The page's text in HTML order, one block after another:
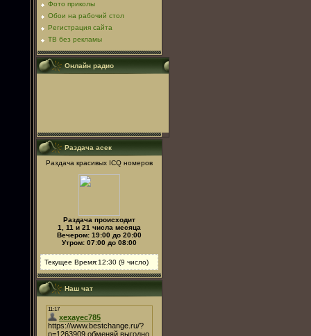
Фото приколы
Обои на рабочий стол
Регистрация сайта
ТВ без рекламы
Онлайн радио
Раздача асек
Раздача красивых ICQ номеров
Раздача происходит
1, 11 и 21 числа месяца
Вечером: 19:00 до 20:00
Утром: 07:00 до 08:00
Текущее Время:12:30 (9 число)
Наш чат